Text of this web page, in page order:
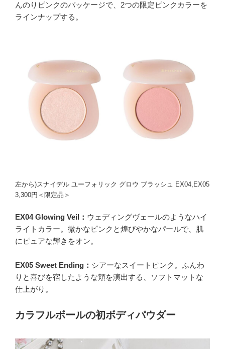
んのりピンクのパッケージで、2つの限定ピンクカラーを
ラインナップする。
左から)スナイデル ユーフォリック グロウ ブラッシュ EX04,EX05
3,300円＜限定品＞
EX04 Glowing Veil： ウェディングヴェールのようなハイ
ライトカラー。微かなピンクと煌びやかなパールで、肌
にピュアな輝きをオン。
EX05 Sweet Ending： シアーなスイートピンク。ふんわ
りと喜びを宿したような頬を演出する、ソフトマットな
仕上がり。
カラフルボールの初ボディパウダー